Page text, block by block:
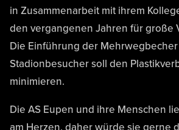
in Zusammenarbeit mit ihrem
den vergangenen Jahren für große
Die Einführung der
Stadionbesucher soll den
minimieren.
Die AS Eupen und ihre Menschen
am Herzen, daher würde sie gerne